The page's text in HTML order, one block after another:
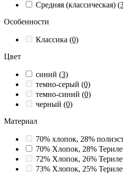
Средняя (классическая)
Особенности
Классика (0)
Цвет
синий (3)
темно-серый (0)
темно-синий (0)
черный (0)
Материал
70% хлопок, 28%
70% Хлопок, 28%
72% Хлопок, 26%
73% Хлопок, 25%